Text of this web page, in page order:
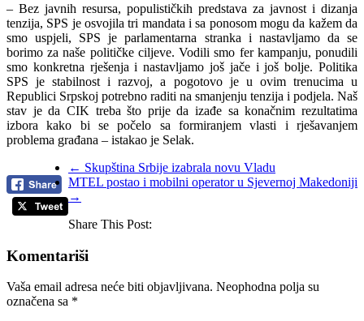
– Bez javnih resursa, populističkih predstava za javnost i dizanja
tenzija, SPS je osvojila tri mandata i sa ponosom mogu da kažem da
smo uspjeli, SPS je parlamentarna stranka i nastavljamo da se
borimo za naše političke ciljeve. Vodili smo fer kampanju, ponudili
smo konkretna rješenja i nastavljamo još jače i još bolje. Politika
SPS je stabilnost i razvoj, a pogotovo je u ovim trenucima u
Republici Srpskoj potrebno raditi na smanjenju tenzija i podjela. Naš
stav je da CIK treba što prije da izađe sa konačnim rezultatima
izbora kako bi se počelo sa formiranjem vlasti i rješavanjem
problema građana – istakao je Selak.
← Skupština Srbije izabrala novu Vladu
MTEL postao i mobilni operator u Sjevernoj Makedoniji
→
Share This Post:
Komentariši
Vaša email adresa neće biti objavljivana. Neophodna polja su
označena sa *